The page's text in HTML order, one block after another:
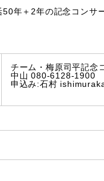
年＋2年の記念コンサ
チーム・梅原司平記念
中山 080-6128-1900
申込み:石村